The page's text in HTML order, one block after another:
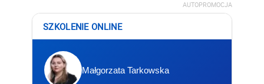
AUTOPROMOCJA
SZKOLENIE ONLINE
Małgorzata Tarkowska